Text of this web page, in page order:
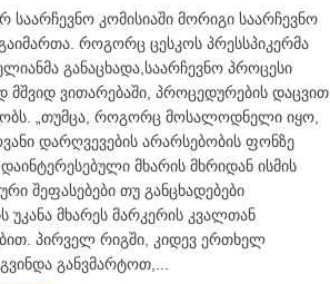
საარჩევნო კომისიაში მორიგი საარჩევნო
როგორც ცესკოს პრესსპიკერმა
განაცხადა,საარჩევნო პროცესი
მშვიდ ვითარებაში, პროცედურების დაცვით
„თუმცა, როგორც მოსალოდნელი იყო,
დარღვევების არარსებობის ფონზე
მხარის მხრიდან ისმის
შეფასებები თუ განცხადებები
უკანა მხარეს მარკერის კვალთან
პირველ რიგში, კიდევ ერთხელ
განვმარტოთ,...